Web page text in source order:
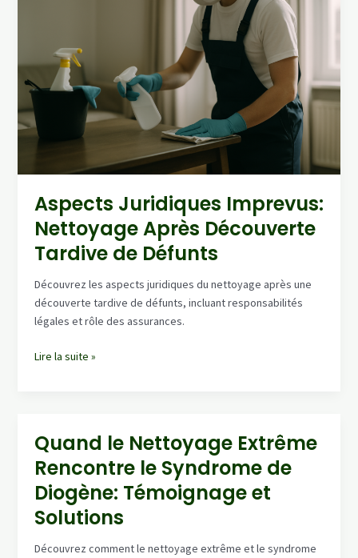
Aspects Juridiques Imprevus:
Nettoyage Après Découverte
Tardive de Défunts
Découvrez les aspects juridiques du nettoyage après une
découverte tardive de défunts, incluant responsabilités
légales et rôle des assurances.
Aspects
Découverte
Tardive
de
Défunts
Lire la suite »
Quand le Nettoyage Extrême
Rencontre le Syndrome de
Diogène: Témoignage et
Solutions
Découvrez comment le nettoyage extrême et le syndrome